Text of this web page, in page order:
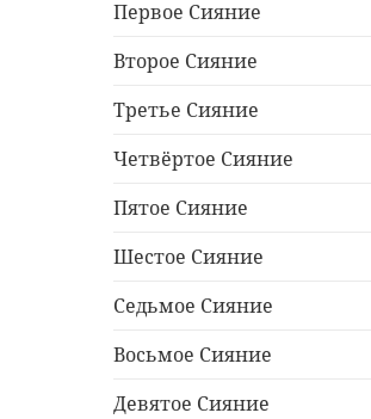
Первое Сияние
Второе Сияние
Третье Сияние
Четвёртое Сияние
Пятое Сияние
Шестое Сияние
Седьмое Сияние
Восьмое Сияние
Девятое Сияние